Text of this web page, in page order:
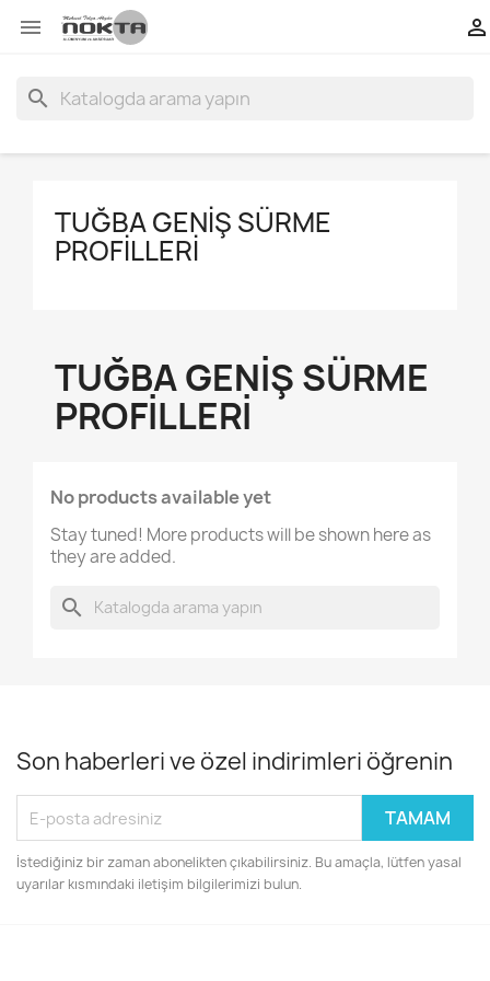
 
search
TUĞBA GENIŞ SÜRME
PROFILLERI
TUĞBA GENIŞ SÜRME
PROFILLERI
No products available yet
Stay tuned! More products will be shown here as
they are added.
search
Son haberleri ve özel indirimleri öğrenin
İstediğiniz bir zaman abonelikten çıkabilirsiniz. Bu amaçla, lütfen yasal
uyarılar kısmındaki iletişim bilgilerimizi bulun.